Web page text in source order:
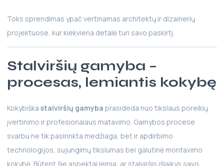
Toks sprendimas ypač vertinamas architektų ir dizainerių
projektuose, kur kiekviena detalė turi savo paskirtį.
Stalviršių gamyba –
procesas, lemiantis kokybę
Kokybiška stalviršių gamyba prasideda nuo tikslaus poreikių
įvertinimo ir profesionalaus matavimo. Gamybos procese
svarbu ne tik pasirinkta medžiaga, bet ir apdirbimo
technologijos, sujungimų tikslumas bei galutinė montavimo
kokybė. Būtent šie aspektai lemia, ar stalviršis išlaikys savo